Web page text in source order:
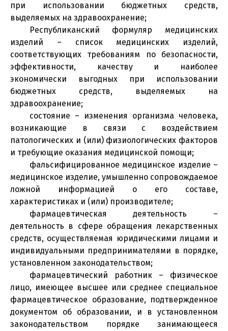
при использовании бюджетных средств,
выделяемых на здравоохранение;
Республиканский формуляр медицинских
изделий – список медицинских изделий,
соответствующих требованиям по безопасности,
эффективности, качеству и наиболее
экономически выгодных при использовании
бюджетных средств, выделяемых на
здравоохранение;
состояние – изменения организма человека,
возникающие в связи с воздействием
патологических и (или) физиологических факторов
и требующие оказания медицинской помощи;
фальсифицированное медицинское изделие –
медицинское изделие, умышленно сопровождаемое
ложной информацией о его составе,
характеристиках и (или) производителе;
фармацевтическая деятельность –
деятельность в сфере обращения лекарственных
средств, осуществляемая юридическими лицами и
индивидуальными предпринимателями в порядке,
установленном законодательством;
фармацевтический работник – физическое
лицо, имеющее высшее или среднее специальное
фармацевтическое образование, подтвержденное
документом об образовании, и в установленном
законодательством порядке занимающееся